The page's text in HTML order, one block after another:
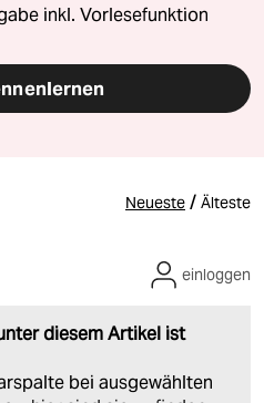
inkl. Vorlesefunktion
Neueste / Älteste
diesem Artikel ist
bei ausgewählten
einloggen